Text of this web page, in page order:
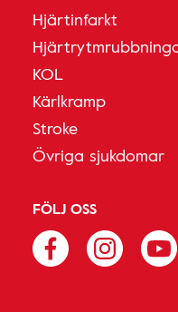
Hjärtinfarkt
KOL
Kärlkramp
Stroke
Övriga sjukdomar
FÖLJ OSS